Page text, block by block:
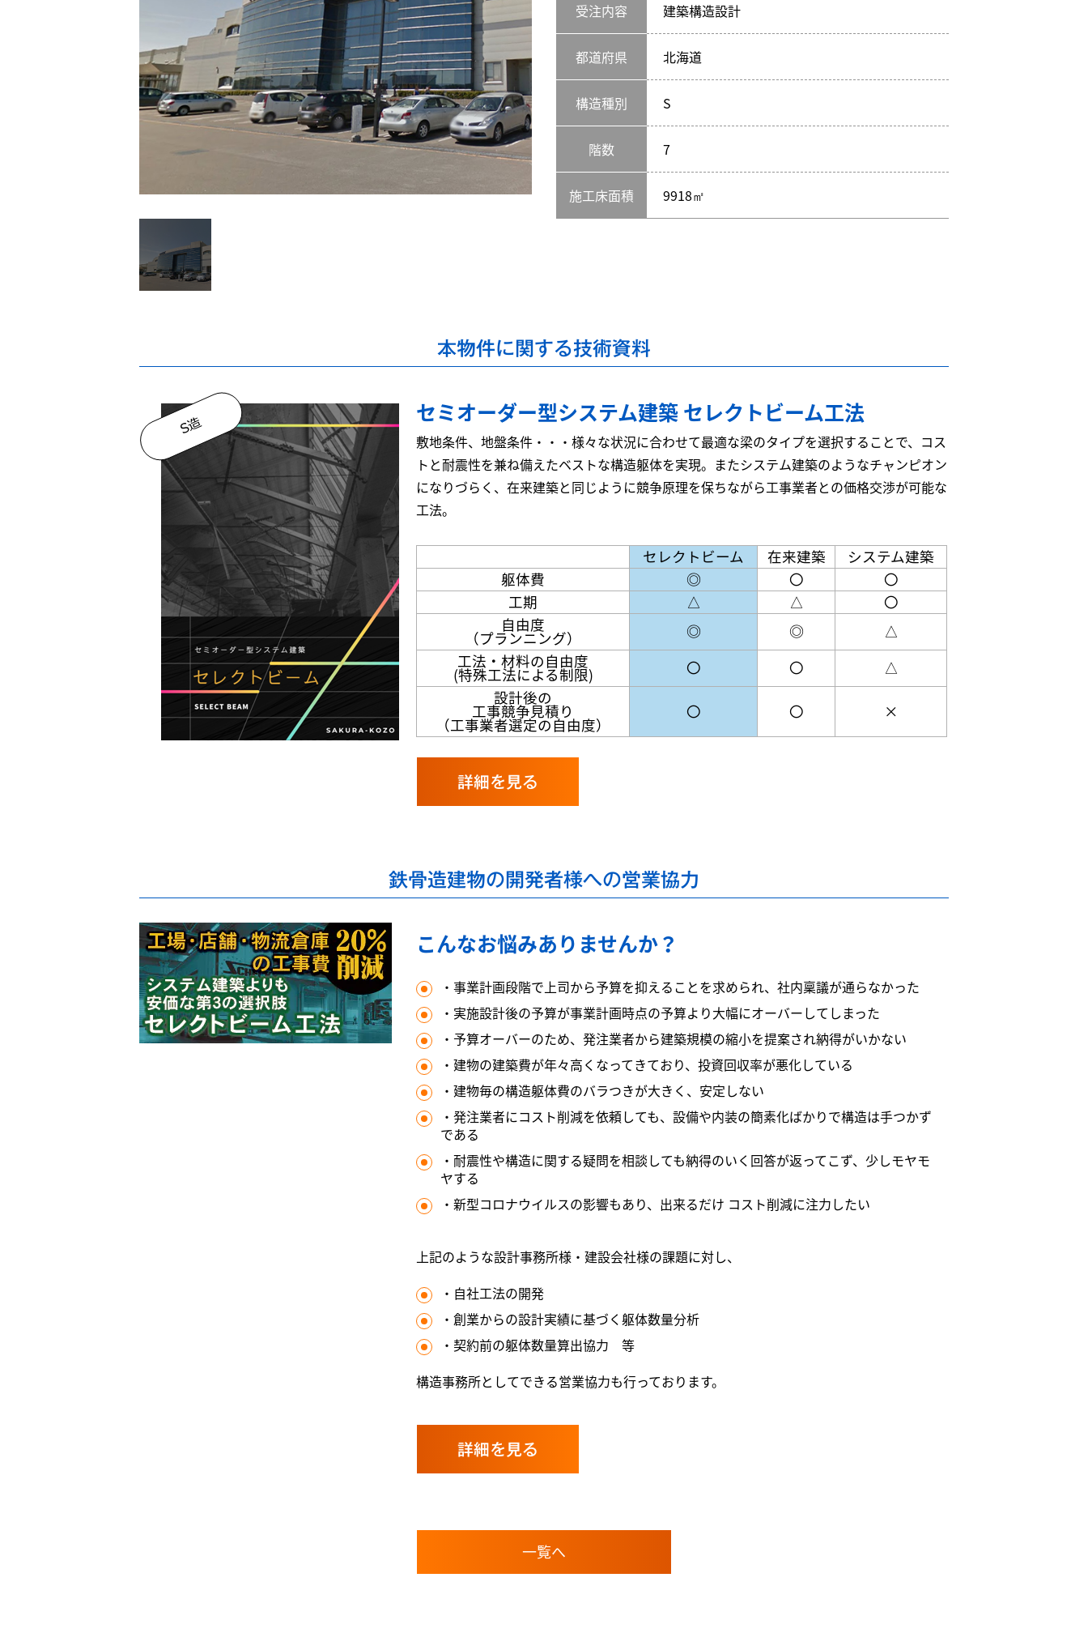
受注内容 建築構造設計
都道府県 北海道
構造種別 S
階数 7
施工床面積 9918㎡
本物件に関する技術資料
セミオーダー型システム建築 セレクトビーム工法
敷地条件、地盤条件・・・様々な状況に合わせて最適な梁のタイプを選択することで、コス
トと耐震性を兼ね備えたベストな構造躯体を実現。またシステム建築のようなチャンピオン
になりづらく、在来建築と同じように競争原理を保ちながら工事業者との価格交渉が可能な
工法。
セレクトビーム 在来建築
システム建築
躯体費
◎ 〇
〇
工期
△ △
〇
自由度
（プランニング） ◎ ◎
△
工法・材料の自由度
(特殊工法による制限) 〇 〇
△
設計後の
工事競争見積り
（工事業者選定の自由度）
〇 〇 ×
詳細を見る
鉄骨造建物の開発者様への営業協力
こんなお悩みありませんか？
・事業計画段階で上司から予算を抑えることを求められ、社内稟議が通らなかった
・実施設計後の予算が事業計画時点の予算より大幅にオーバーしてしまった
・予算オーバーのため、発注業者から建築規模の縮小を提案され納得がいかない
・建物の建築費が年々高くなってきており、投資回収率が悪化している
・建物毎の構造躯体費のバラつきが大きく、安定しない
・発注業者にコスト削減を依頼しても、設備や内装の簡素化ばかりで構造は手つかず
である
・耐震性や構造に関する疑問を相談しても納得のいく回答が返ってこず、少しモヤモ
ヤする
・新型コロナウイルスの影響もあり、出来るだけ コスト削減に注力したい
上記のような設計事務所様・建設会社様の課題に対し、
・自社工法の開発
・創業からの設計実績に基づく躯体数量分析
・契約前の躯体数量算出協力 等
構造事務所としてできる営業協力も行っております。
詳細を見る
一覧へ